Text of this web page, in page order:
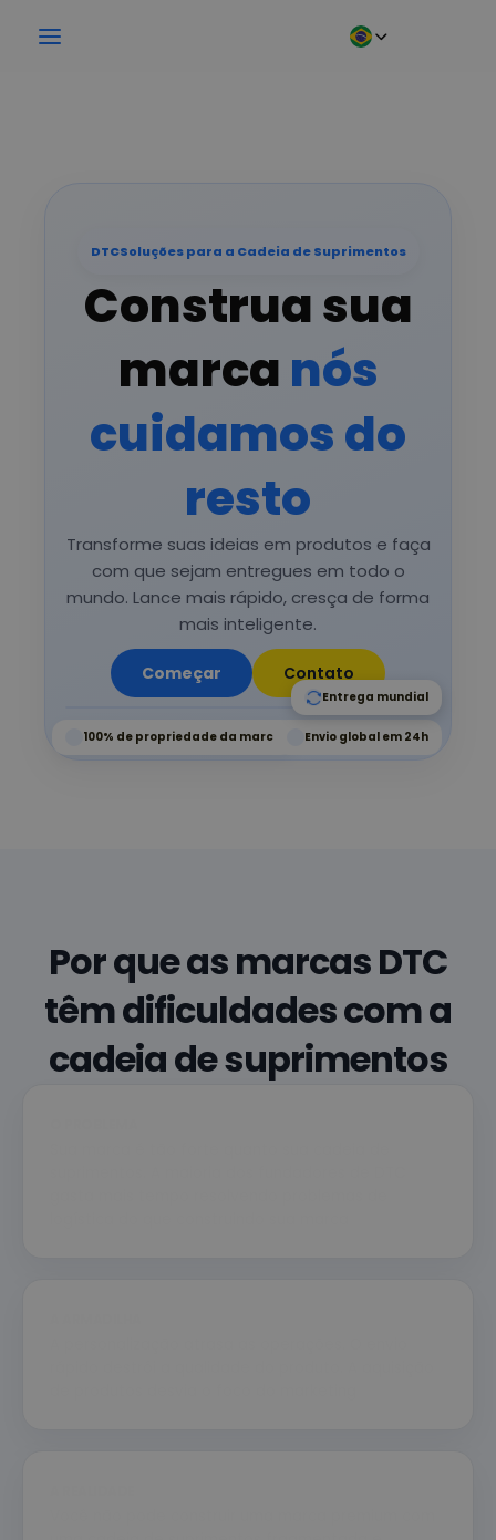
DTCSoluções para a Cadeia de Suprimentos
Construa sua
marca nós
cuidamos do
resto
Transforme suas ideias em produtos e faça
com que sejam entregues em todo o
mundo. Lance mais rápido, cresça de forma
mais inteligente.
Começar Contato
100% de propriedade da marca Envio global em 24h
Entrega mundial
Por que as marcas DTC
têm dificuldades com a
cadeia de suprimentos